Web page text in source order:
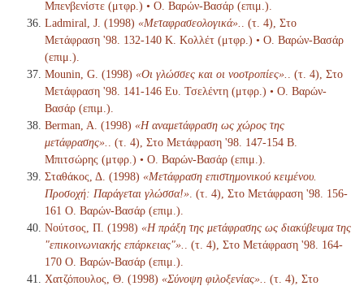
Μπενβενίστε (μτφρ.) • Ο. Βαρών-Βασάρ (επιμ.).
Ladmiral, J. (1998) «Μεταφρασεολογικά».
. (τ. 4), Στο
Μετάφραση '98. 132-140 Κ. Κολλέτ (μτφρ.) • Ο. Βαρών-Βασάρ
(επιμ.).
Mounin, G. (1998) «Οι γλώσσες και οι νοοτροπίες».
. (τ. 4), Στο
Μετάφραση '98. 141-146 Ευ. Τσελέντη (μτφρ.) • Ο. Βαρών-
Βασάρ (επιμ.).
Berman, A. (1998) «Η αναμετάφραση ως χώρος της
μετάφρασης».
. (τ. 4), Στο Μετάφραση '98. 147-154 Β.
Μπιτσώρης (μτφρ.) • Ο. Βαρών-Βασάρ (επιμ.).
Σταθάκος, Δ. (1998) «Μετάφραση επιστημονικού κειμένου.
Προσοχή: Παράγεται γλώσσα!» . (τ. 4), Στο Μετάφραση '98. 156-
161 Ο. Βαρών-Βασάρ (επιμ.).
Νούτσος, Π. (1998) «Η πράξη της μετάφρασης ως διακύβευμα της
"επικοινωνιακής επάρκειας"».
. (τ. 4), Στο Μετάφραση '98. 164-
170 Ο. Βαρών-Βασάρ (επιμ.).
Χατζόπουλος, Θ. (1998) «Σύνοψη φιλοξενίας».
. (τ. 4), Στο